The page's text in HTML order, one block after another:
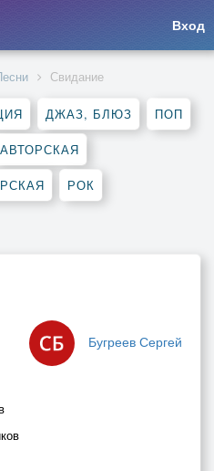
Вход
Свидание
ДЖАЗ, БЛЮЗ ПОП
АВТОРСКАЯ
РОК
Бугреев Сергей